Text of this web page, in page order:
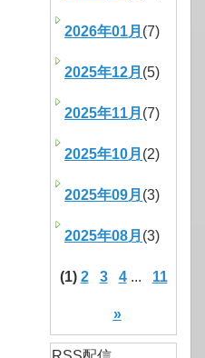
2026年01月 (7)
2025年12月 (5)
2025年11月 (7)
2025年10月 (2)
2025年09月 (3)
2025年08月 (3)
(1) 2 3 4... 11
»